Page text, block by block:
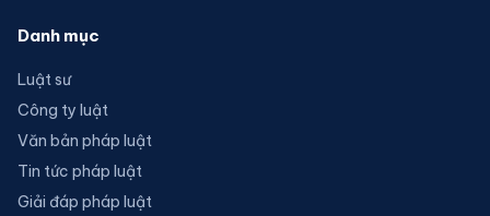
Danh mục
Luật sư
Công ty luật
Văn bản pháp luật
Tin tức pháp luật
Giải đáp pháp luật